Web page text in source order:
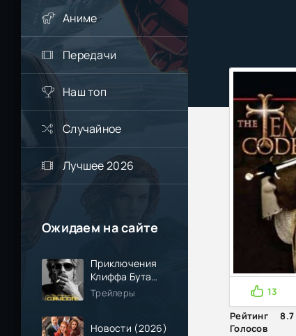
Аниме
Передачи
Наш топ
Случайное
Лучшее 2026
Ожидаем на сайте
Приключения
Клиффа Бута
(2026)
Трейлеры
Новости (2026)
13
Рейтинг
8.7
Голосов